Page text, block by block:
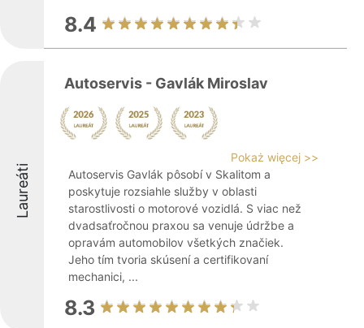
8.4
Laureáti
Autoservis - Gavlák Miroslav
Pokaż więcej >>
Autoservis Gavlák pôsobí v Skalitom a
poskytuje rozsiahle služby v oblasti
starostlivosti o motorové vozidlá. S viac než
dvadsaťročnou praxou sa venuje údržbe a
opravám automobilov všetkých značiek.
Jeho tím tvoria skúsení a certifikovaní
mechanici, ...
8.3